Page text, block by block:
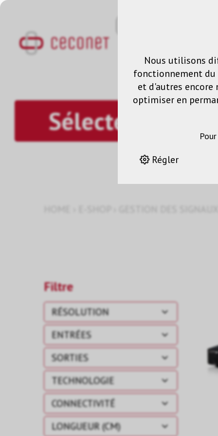
Sélecteur
Filtre
RÉSOLUTION
ENTRÉES
SORTIES
TECHNOLOGIE
CONNECTIVITÉ
LONGUEUR (CM)
Nous utilisons
fonctionnement du
et d'autres
optimiser en
Régler